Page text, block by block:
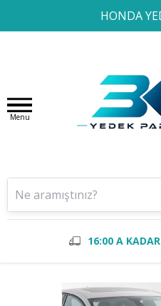
HONDA1 2
Menu
16:00 A KADAR